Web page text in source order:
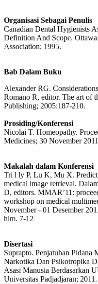
Organisasi Sebagai Penulis
Canadian Dental Hygienists
Definition And Scope.
Association; 1995.
Bab Dalam Buku
Alexander RG.
Romano R, editor. The art of
Publishing; 2005:187-210.
Prosiding/Konferensi
Nicolai T. Homeopathy.
Medicines; 30 November
Makalah dalam Konferensi
Tri l ly P, Lu K, Mu X.
medical image retrieval.
D, editors. MMAR’11:
workshop on medical
November - 01 Desember
hlm. 7-12
Disertasi
Suprapto. Penjatuhan Pidana
Narkotika Dan Psikotropika
Asasi Manusia Berdasarkan
Universitas Padjadjaran; 2011.